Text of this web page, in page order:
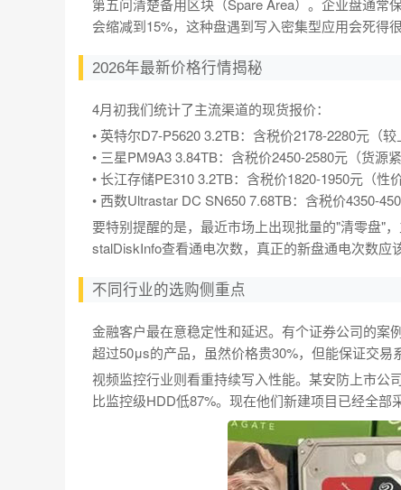
第五问清楚备用区块（Spare Area）。企业盘通常
会缩减到15%，这种盘遇到写入密集型应用会死得很
2026年最新价格行情揭秘
4月初我们统计了主流渠道的现货报价：
• 英特尔D7-P5620 3.2TB：含税价2178-2280元（较
• 三星PM9A3 3.84TB：含税价2450-2580元（货源紧
• 长江存储PE310 3.2TB：含税价1820-1950元（性
• 西数Ultrastar DC SN650 7.68TB：含税价4350-
要特别提醒的是，最近市场上出现批量的"清零盘"
stalDiskInfo查看通电次数，真正的新盘通电次数应
不同行业的选购侧重点
金融客户最在意稳定性和延迟。有个证券公司的案
超过50μs的产品，虽然价格贵30%，但能保证交易
视频监控行业则看重持续写入性能。某安防上市公
比监控级HDD低87%。现在他们新建项目已经全部